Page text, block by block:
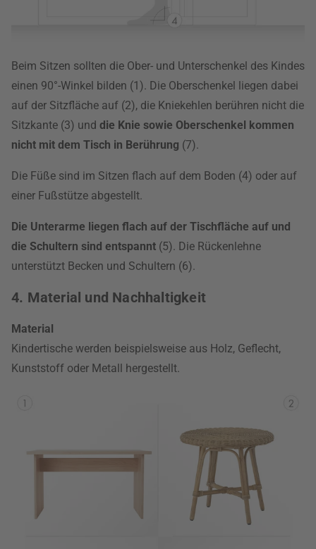
Beim Sitzen sollten die Ober- und Unterschenkel des Kindes
einen 90°-Winkel bilden (1). Die Oberschenkel liegen dabei
auf der Sitzfläche auf (2), die Kniekehlen berühren nicht die
Sitzkante (3) und die Knie sowie Oberschenkel kommen
nicht mit dem Tisch in Berührung (7).
Die Füße sind im Sitzen flach auf dem Boden (4) oder auf
einer Fußstütze abgestellt.
Die Unterarme liegen flach auf der Tischfläche auf und
die Schultern sind entspannt (5). Die Rückenlehne
unterstützt Becken und Schultern (6).
4. Material und Nachhaltigkeit
Material
Kindertische werden beispielsweise aus Holz, Geflecht,
Kunststoff oder Metall hergestellt.